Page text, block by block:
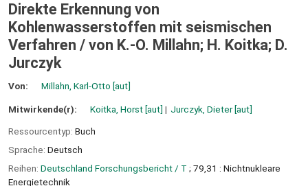
Direkte Erkennung von
Kohlenwasserstoffen mit seismischen
Verfahren / von K.-O. Millahn; H. Koitka; D.
Jurczyk
Von: Millahn, Karl-Otto [aut]
Mitwirkende(r): Koitka, Horst[aut] Jurczyk, Dieter[aut]
Ressourcentyp: Buch
Sprache: Deutsch
Reihen: Deutschland Forschungsbericht / T ; 79,31 : Nichtnukleare
Energietechnik